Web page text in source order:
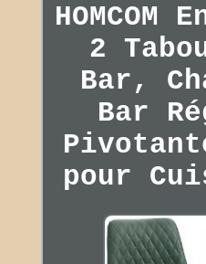
HOMCOM
2
Bar,
Bar
pour